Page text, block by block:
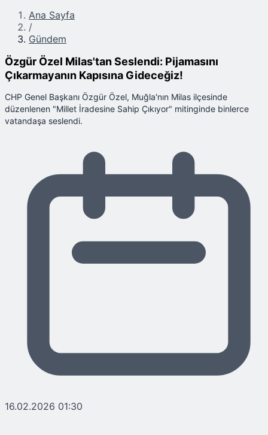
Ana Sayfa
/
Gündem
Özgür Özel Milas'tan Seslendi: Pijamasını
Çıkarmayanın Kapısına Gideceğiz!
CHP Genel Başkanı Özgür Özel, Muğla'nın Milas ilçesinde
düzenlenen "Millet İradesine Sahip Çıkıyor" mitinginde binlerce
vatandaşa seslendi.
16.02.2026 01:30